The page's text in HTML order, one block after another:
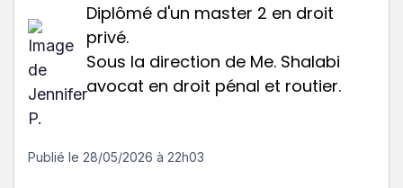
Diplômé d'un master 2 en droit
privé.
Sous la direction de Me. Shalabi
avocat en droit pénal et routier.
Publié le 28/05/2026 à 22h03